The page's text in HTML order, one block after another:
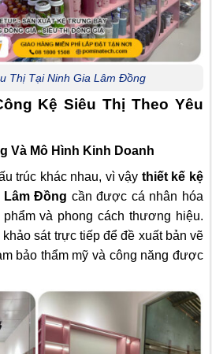
Thị Tại Ninh Gia Lâm Đồng
Kệ Siêu Thị Theo Yêu
Và Mô Hình Kinh Doanh
trúc khác nhau, vì vậy thiết kế kệ
Lâm Đồng cần được cá nhân hóa
và phong cách thương hiệu.
sát trực tiếp để đề xuất bản vẽ
bảo thẩm mỹ và công năng được